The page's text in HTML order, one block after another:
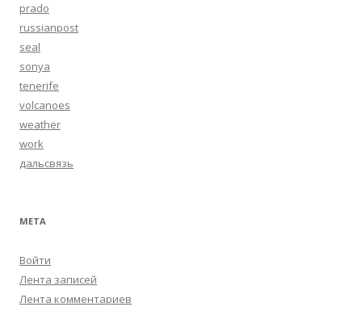
prado
russianpost
seal
sonya
tenerife
volcanoes
weather
work
дальсвязь
МЕТА
Войти
Лента записей
Лента комментариев